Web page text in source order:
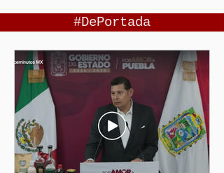
#DePortada